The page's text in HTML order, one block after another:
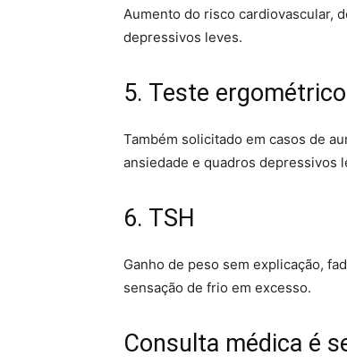
Aumento do risco cardiovascular,
depressivos leves.
5. Teste ergométrico
Também solicitado em casos de
ansiedade e quadros depressivos
6. TSH
Ganho de peso sem explicação,
sensação de frio em excesso.
Consulta médica é